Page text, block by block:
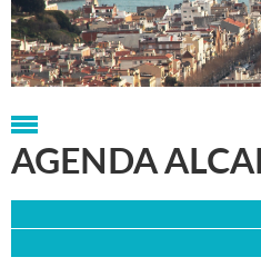
Portada > Agenda > Agenda
AGENDA